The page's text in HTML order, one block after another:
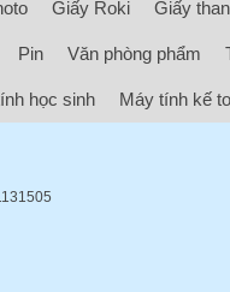
Giấy Roki Giấy than
Pin Văn phòng phẩm
học sinh Máy tính kế